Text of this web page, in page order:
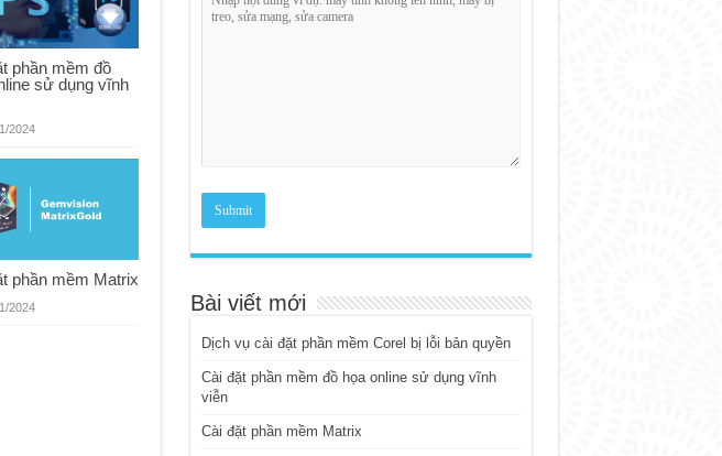
phần mềm đồ
sử dụng vĩnh
2024
phần mềm Matrix
2024 Bài viết mới
Dịch vụ cài đặt phần mềm Corel bị lỗi bản quyền
Cài đặt phần mềm đồ họa online sử dụng vĩnh
viễn
Cài đặt phần mềm Matrix